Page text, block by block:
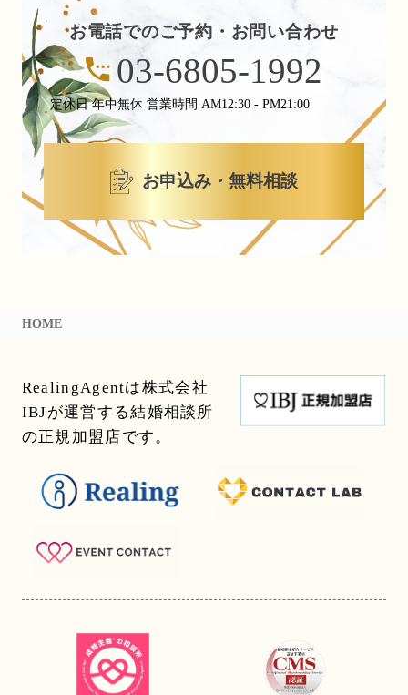
お電話でのご予約・お問い合わせ
03-6805-1992
定休日 年中無休 営業時間 AM12:30 - PM21:00
お申込み・無料相談
HOME
RealingAgentは株式会社
IBJが運営する結婚相談所
の正規加盟店です。